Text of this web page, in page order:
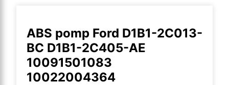
ABS pomp Ford D1B1-2C013-
BC D1B1-2C405-AE
10091501083
10022004364